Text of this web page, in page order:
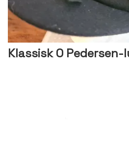
Klassisk O Pedersen-